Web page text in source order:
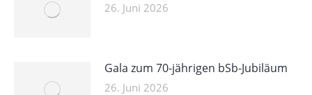
26. Juni 2026
Gala zum 70-jährigen bSb-Jubiläum
26. Juni 2026